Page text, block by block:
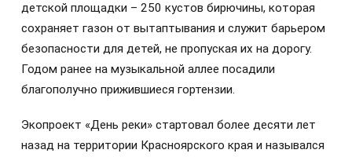
детской площадки – 250 кустов бирючины, которая
сохраняет газон от вытаптывания и служит барьером
безопасности для детей, не пропуская их на дорогу.
Годом ранее на музыкальной аллее посадили
благополучно прижившиеся гортензии.
Экопроект «День реки» стартовал более десяти лет
назад на территории Красноярского края и назывался